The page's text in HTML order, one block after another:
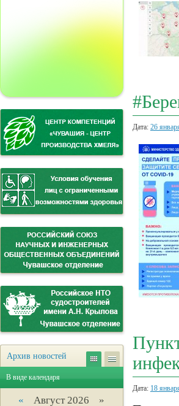
Архив новостей
В виде календаря
« Август 2026 »
Дата: 26
Дата: 18